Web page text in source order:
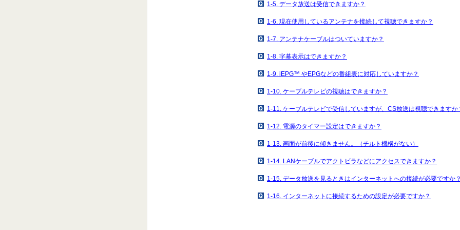
1-5. データ放送は受信できますか？
1-6. 現在使用しているアンテナを接続して視聴できますか？
1-7. アンテナケーブルはついていますか？
1-8. 字幕表示はできますか？
1-9. iEPG™ やEPGなどの番組表に対応していますか？
1-10. ケーブルテレビの視聴はできますか？
1-11. ケーブルテレビで受信していますが、CS放送は視聴できますか
1-12. 電源のタイマー設定はできますか？
1-13. 画面が前後に傾きません。（チルト機構がない）
1-14. LANケーブルでアクトビラなどにアクセスできますか？
1-15. データ放送を見るときはインターネットへの接続が必要ですか？
1-16. インターネットに接続するための設定が必要ですか？